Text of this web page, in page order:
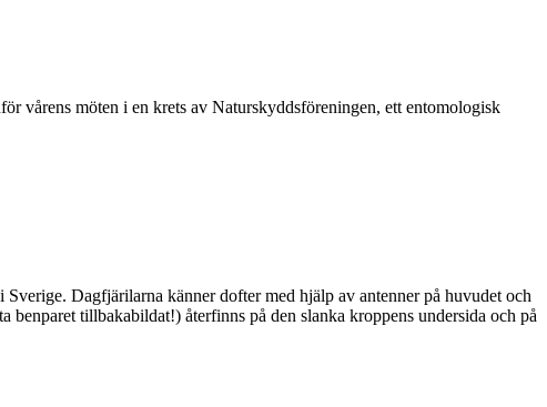
vårens möten i en krets av Naturskyddsföreningen, ett entomologisk
i Sverige. Dagfjärilarna känner dofter med hjälp av antenner på huvudet och
benparet tillbakabildat!) återfinns på den slanka kroppens undersida och på